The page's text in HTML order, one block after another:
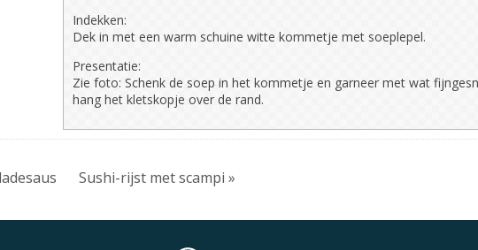
Indekken:
Dek in met een warm schuine witte kommetje met soeplepel.
Presentatie:
Zie foto: Schenk de soep in het kommetje en garneer met wat
hang het kletskopje over de rand.
Sushi-rijst met scampi »